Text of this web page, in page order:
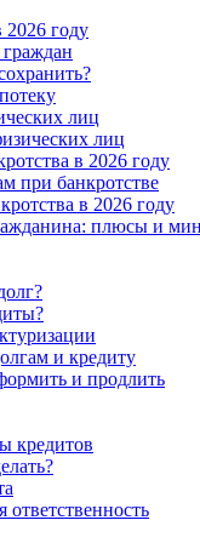
2026 году
лиц
лиц
в 2026 году
при банкротстве
в 2026 году
плюсы и
и кредиту
и продлить
кредитов
ответственность